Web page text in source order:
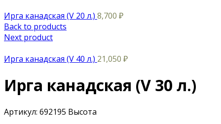
Ирга канадская (V 20 л.) 8,700 ₽
Back to products
Next product
Ирга канадская (V 40 л.) 21,050 ₽
Ирга канадская (V 30 л.)
Артикул: 692195 Высота